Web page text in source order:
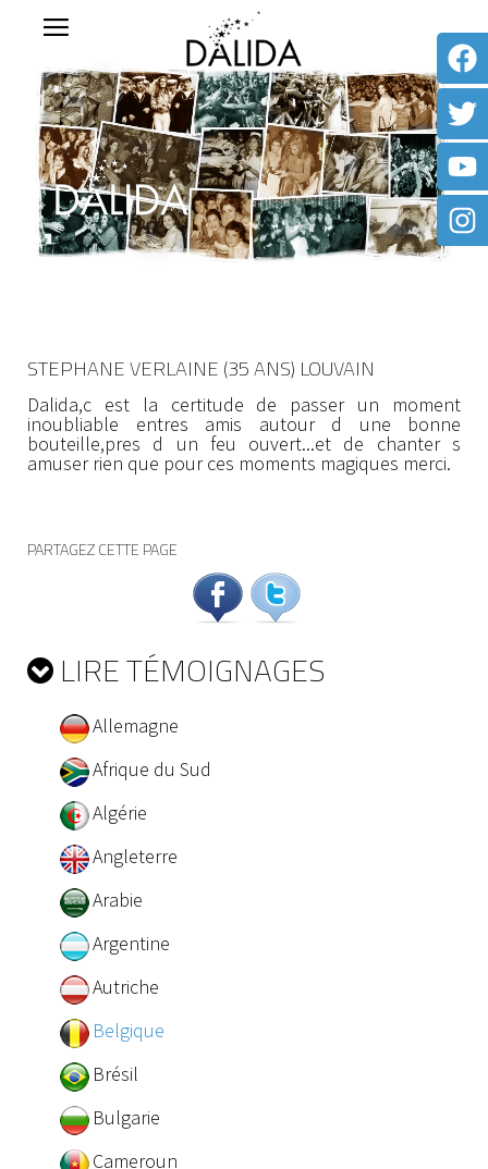
STEPHANE VERLAINE (35 ANS) LOUVAIN
Dalida,c est la certitude de passer un moment
inoubliable entres amis autour d une bonne
bouteille,pres d un feu ouvert...et de chanter s
amuser rien que pour ces moments magiques merci.
PARTAGEZ CETTE PAGE
LIRE TÉMOIGNAGES
Allemagne
Afrique du Sud
Algérie
Angleterre
Arabie
Argentine
Autriche
Belgique
Brésil
Bulgarie
Cameroun